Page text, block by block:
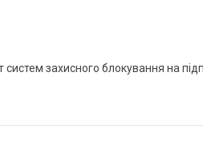
захисного блокування на